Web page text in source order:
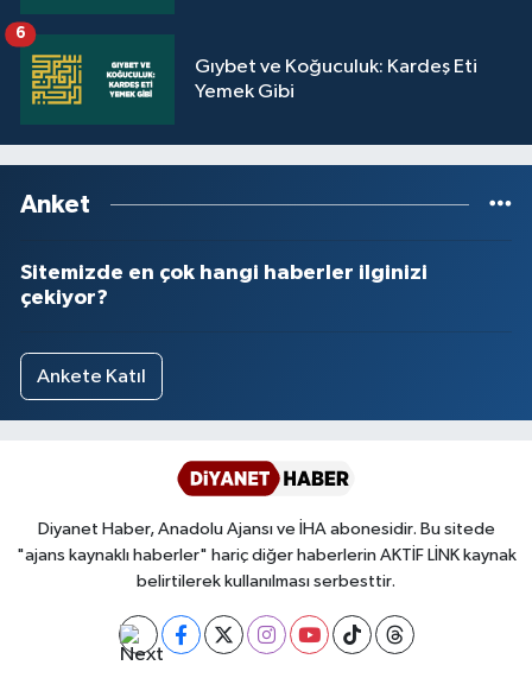
Gıybet ve Koğuculuk: Kardeş Eti
Yemek Gibi
6
Anket
Sitemizde en çok hangi haberler ilginizi
çekiyor?
Ankete Katıl
Diyanet Haber, Anadolu Ajansı ve İHA abonesidir. Bu sitede
"ajans kaynaklı haberler" hariç diğer haberlerin AKTİF LİNK kaynak
belirtilerek kullanılması serbesttir.
Van Müftülüğü
Yalova Müftülüğü